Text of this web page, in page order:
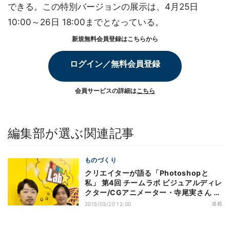
できる。この特別バージョンの展示は、4月25日
10:00～26日 18:00までとなっている。
新規無料会員登録はこちらから
ログイン／無料会員登録
会員サービスの詳細はこちら
編集部が選ぶ関連記事
ものづくり
クリエイターが語る「Photoshopと
私」 第4回 チームラボ ビジュアルディレ
クター/CGアニメーター・寺尾実さん &
Web/UI/UXデザイナー・田村渡さん
2015/03/20 12:00 連載